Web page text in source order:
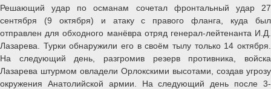
Решающий удар по османам сочетал фронтальный удар 27
сентября (9 октября) и атаку с правого фланга, куда был
отправлен для обходного манёвра отряд генерал-лейтенанта И.Д.
Лазарева. Турки обнаружили его в своём тылу только 14 октября.
На следующий день, разгромив резерв противника, войска
Лазарева штурмом овладели Орлокскими высотами, создав угрозу
окружения Анатолийской армии. На следующий день после 3-